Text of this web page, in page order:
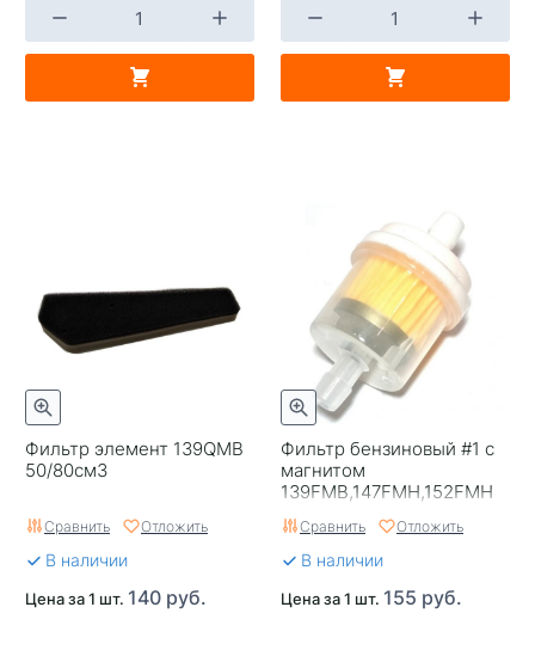
Фильтр элемент 139QMB
50/80см3
Сравнить Отложить
В наличии
Цена за 1 шт. 140 руб.
Фильтр бензиновый #1 с
магнитом
139FMB,147FMH,152FMH
50-110см3
Сравнить Отложить
В наличии
Цена за 1 шт. 155 руб.